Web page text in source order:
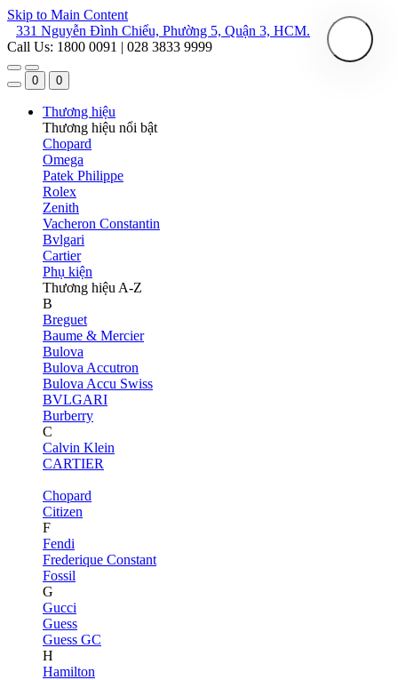
Skip to Main Content
331 Nguyễn Đình Chiểu, Phường 5, Quận 3, HCM.
Call Us: 1800 0091 | 028 3833 9999
0 0
Thương hiệu
Thương hiệu nổi bật
Chopard
Omega
Patek Philippe
Rolex
Zenith
Vacheron Constantin
Bvlgari
Cartier
Phụ kiện
Thương hiệu A-Z
B
Breguet
Baume & Mercier
Bulova
Bulova Accutron
Bulova Accu Swiss
BVLGARI
Burberry
C
Calvin Klein
CARTIER
Chopard
Citizen
F
Fendi
Frederique Constant
Fossil
G
Gucci
Guess
Guess GC
H
Hamilton